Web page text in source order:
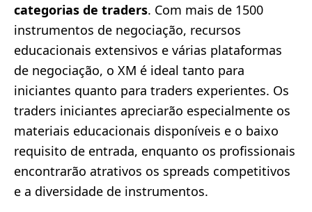
categorias de traders. Com mais de 1500
instrumentos de negociação, recursos
educacionais extensivos e várias plataformas
de negociação, o XM é ideal tanto para
iniciantes quanto para traders experientes. Os
traders iniciantes apreciarão especialmente os
materiais educacionais disponíveis e o baixo
requisito de entrada, enquanto os profissionais
encontrarão atrativos os spreads competitivos
e a diversidade de instrumentos.